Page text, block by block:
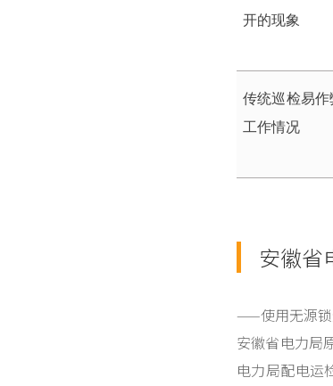
开的现象
传统巡检易
工作情况
安徽省
——使用无源锁
安徽省电力局
电力局配电运